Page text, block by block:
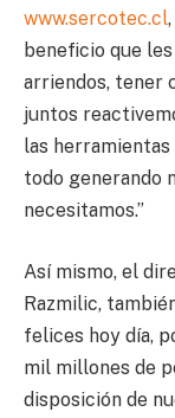
www.sercotec.cl
beneficio que
arriendos, tener
juntos
las
todo generando
necesitamos.”
Así mismo, el
Razmilic,
felices hoy día,
mil millones de
disposición de